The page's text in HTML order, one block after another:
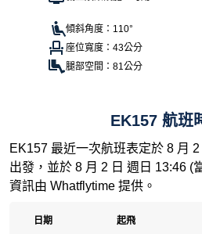
傾斜角度：110°
座位寬度：43公分
腿部空間：81公分
EK157 航班
EK157 最近一次航班表定於 8 月
出發，並於 8 月 2 日 週日 13:46 (
資訊由 Whatflytime 提供。
日期 起飛